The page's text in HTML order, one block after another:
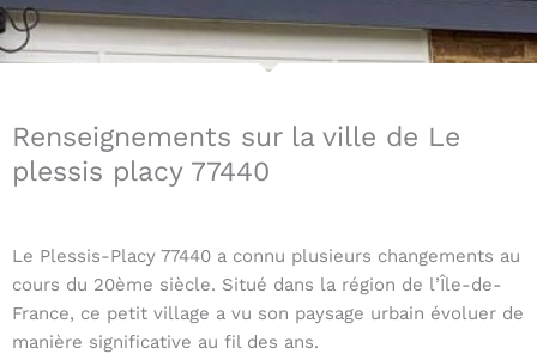
Renseignements sur la ville de Le
plessis placy 77440
Le Plessis-Placy 77440 a connu plusieurs changements au
cours du 20ème siècle. Situé dans la région de l’Île-de-
France, ce petit village a vu son paysage urbain évoluer de
manière significative au fil des ans.